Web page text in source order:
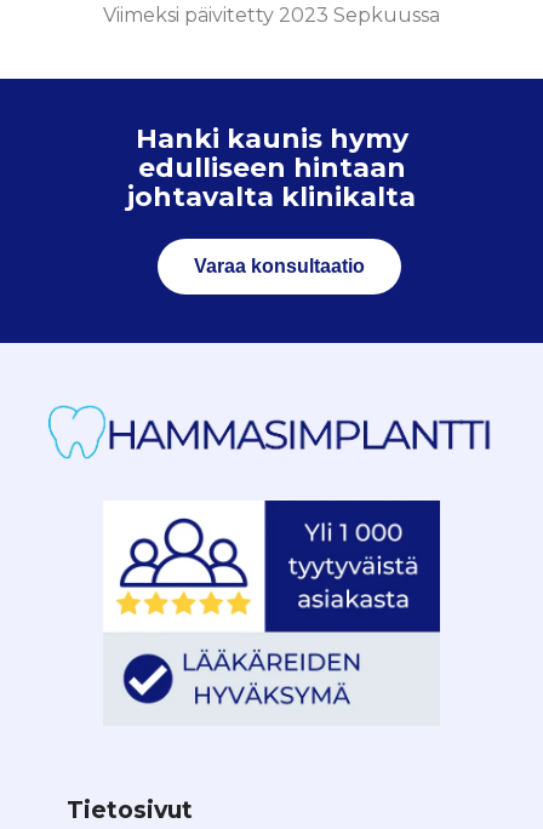
Viimeksi päivitetty 2023 Sepkuussa
Hanki kaunis hymy
edulliseen hintaan
johtavalta klinikalta
Varaa konsultaatio
Tietosivut